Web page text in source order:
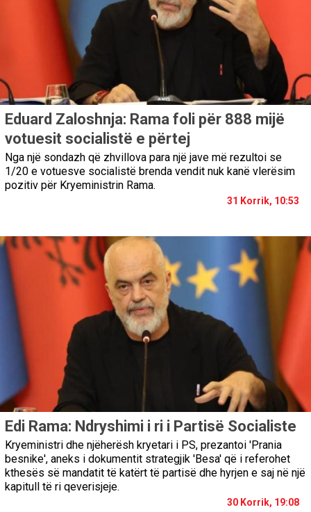
Eduard Zaloshnja: Rama foli për 888 mijë
votuesit socialistë e përtej
Nga një sondazh që zhvillova para një jave më rezultoi se
1/20 e votuesve socialistë brenda vendit nuk kanë vlerësim
pozitiv për Kryeministrin Rama.
31 Korrik, 10:53
Edi Rama: Ndryshimi i ri i Partisë Socialiste
Kryeministri dhe njëherësh kryetari i PS, prezantoi 'Prania
besnike', aneks i dokumentit strategjik 'Besa' që i referohet
kthesës së mandatit të katërt të partisë dhe hyrjen e saj në një
kapitull të ri qeverisjeje.
30 Korrik, 19:08